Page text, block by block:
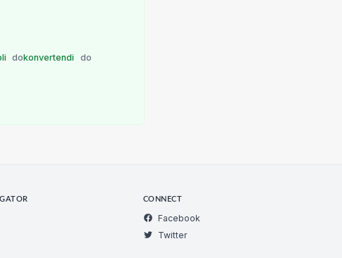
dokonvertendi
do
CONNECT
Facebook
Twitter